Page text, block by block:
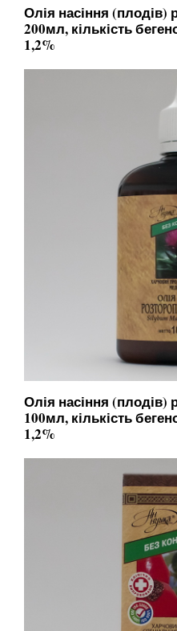
Олія насіння (плодів)
200мл, кількість
1,2%
Олія насіння (плодів)
100мл, кількість
1,2%